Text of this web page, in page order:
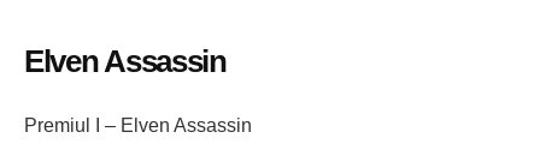
Elven Assassin
Premiul I – Elven Assassin